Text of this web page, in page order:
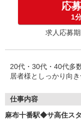
応
1
求人応募
20代・30代・40代多
居者様としっかり向
仕事内容
麻布十番駅◆サ高住ス